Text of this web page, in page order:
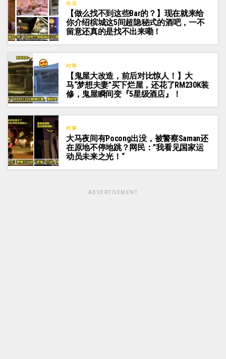
生活
【做么找不到这些Bar的？】现在就来给
你介绍槟城这5间超隐秘式的酒吧，一不
留意还真的是找不出来嘞！
时事
【鬼屋大改造，前后对比惊人！】大
马“梦想夫妻”买下烂屋，还花了RM230K装
修，鬼屋瞬间变『5星级酒店』！
时事
大马夜间有Pocong出没，被警察Saman还
在原地不停地跳？网民：”我看见国家运
动员未来之光！“
ADVERTISEMENT